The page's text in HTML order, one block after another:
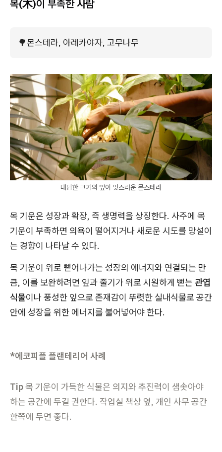
목(木)이 부족한 사람
🌳몬스테라, 아레카야자, 고무나무
대담한 크기의 잎이 멋스러운 몬스테라
목 기운은 성장과 확장, 즉 생명력을 상징한다. 사주에 목
기운이 부족하면 의욕이 떨어지거나 새로운 시도를 망설이
는 경향이 나타날 수 있다.
목 기운이 위로 뻗어나가는 성장의 에너지와 연결되는 만
큼, 이를 보완하려면 잎과 줄기가 위로 시원하게 뻗는 관엽
식물이나 풍성한 잎으로 존재감이 뚜렷한 실내식물로 공간
안에 성장을 위한 에너지를 불어넣어야 한다.
*에코피플 플랜테리어 사례
Tip목 기운이 가득한 식물은 의지와 추진력이 샘솟아야
하는 공간에 두길 권한다. 작업실 책상 옆, 개인 사무 공간
한쪽에 두면 좋다.